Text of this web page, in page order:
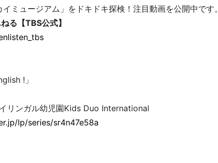
ミュージアム」をドキドキ探検！注目動画を公開中です。
る【TBS公式】
!」
リンガル幼児園Kids Duo International
lp/series/sr4n47e58a